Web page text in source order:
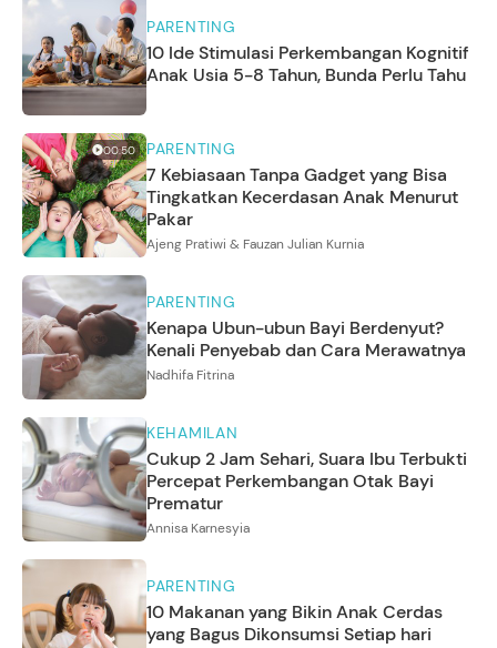
PARENTING
10 Ide Stimulasi Perkembangan Kognitif
Anak Usia 5-8 Tahun, Bunda Perlu Tahu
00:50 PARENTING
7 Kebiasaan Tanpa Gadget yang Bisa
Tingkatkan Kecerdasan Anak Menurut
Pakar
Ajeng Pratiwi & Fauzan Julian Kurnia
PARENTING
Kenapa Ubun-ubun Bayi Berdenyut?
Kenali Penyebab dan Cara Merawatnya
Nadhifa Fitrina
KEHAMILAN
Cukup 2 Jam Sehari, Suara Ibu Terbukti
Percepat Perkembangan Otak Bayi
Prematur
Annisa Karnesyia
PARENTING
10 Makanan yang Bikin Anak Cerdas
yang Bagus Dikonsumsi Setiap hari